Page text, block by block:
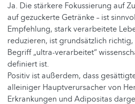
Ja. Die stärkere Fokussierung auf
auf gezuckerte Getränke – ist
Empfehlung, stark verarbeitete
reduzieren, ist grundsätzlich
Begriff „ultra-verarbeitet“
definiert ist.
Positiv ist außerdem, dass
alleiniger Hauptverursacher von
Erkrankungen und Adipositas